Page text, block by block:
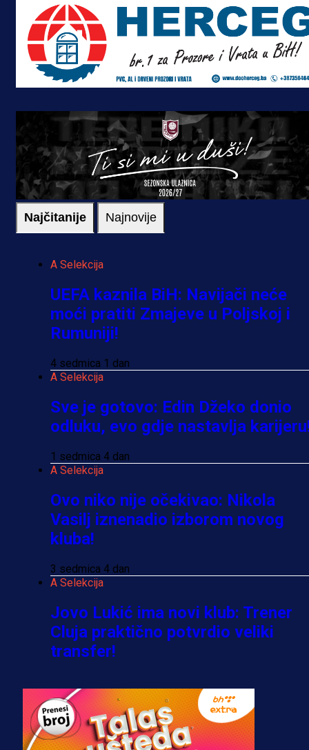
Najčitanije Najnovije
A Selekcija
UEFA kaznila BiH: Navijači neće
moći pratiti Zmajeve u Poljskoj i
Rumuniji!
4 sedmica 1 dan
A Selekcija
Sve je gotovo: Edin Džeko donio
odluku, evo gdje nastavlja
1 sedmica 4 dan
A Selekcija
Ovo niko nije očekivao: Nikola
Vasilj iznenadio izborom novog
kluba!
3 sedmica 4 dan
A Selekcija
Jovo Lukić ima novi klub: Trener
Cluja praktično potvrdio veliki
transfer!
A Selekcija
Stigla potvrda od predsjednika
kluba: Jovo Lukić uskoro pravi